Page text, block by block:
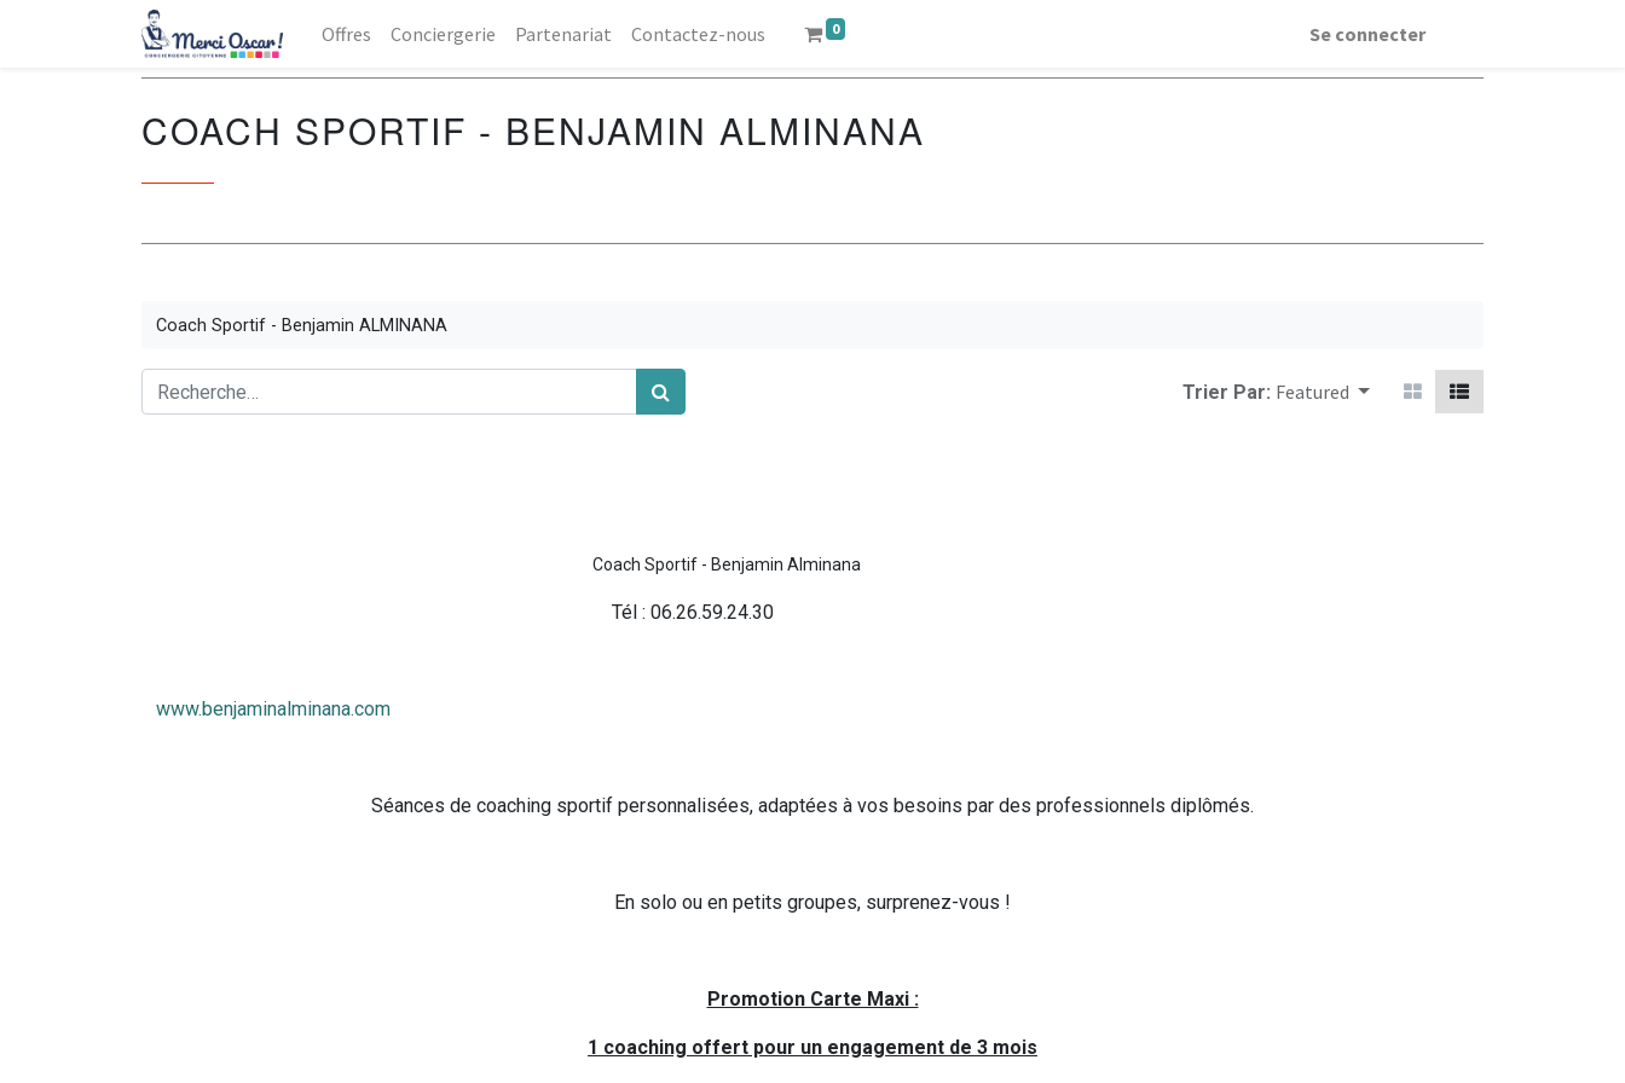
Offres Conciergerie Partenariat Contactez-nous 0 Se connecter
COACH SPORTIF - BENJAMIN ALMINANA
Coach Sportif - Benjamin ALMINANA
Trier Par: Featured
Coach Sportif - Benjamin Alminana
Tél : 06.26.59.24.30
www.benjaminalminana.com
Séances de coaching sportif personnalisées, adaptées à vos besoins par des professionnels diplômés.
En solo ou en petits groupes, surprenez-vous !
Promotion Carte Maxi :
1 coaching offert pour un engagement de 3 mois